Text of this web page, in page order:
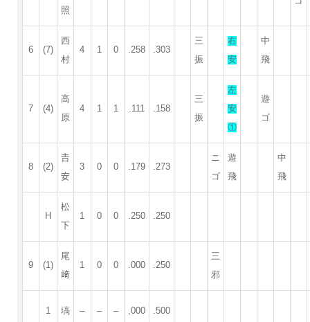
照
6 (7)
西
村
4 1 0 .258 .303
三
振
右
安
中
飛
7 (4)
高
原
4 1 1 .111 .158
三
振
左
安
①
遊
ゴ
8 (2)
𠮷
安
3 0 0 .179 .273
ニ
ゴ
遊
飛
中
飛
H
松
下
1 0 0 .250 .250
9 (1)
尾
﨑
1 0 0 .000 .250
三
邪
1 塙 – – – ,000 .500